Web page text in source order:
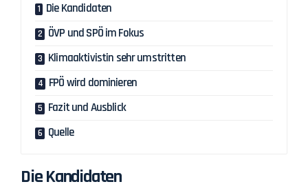
Die Kandidaten
ÖVP und SPÖ im Fokus
Klimaaktivistin sehr umstritten
FPÖ wird dominieren
Fazit und Ausblick
Quelle
Die Kandidaten